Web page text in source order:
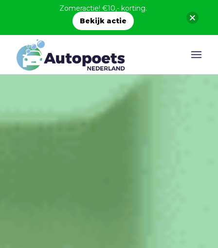
Zomeractie! €10,- korting.
Bekijk actie